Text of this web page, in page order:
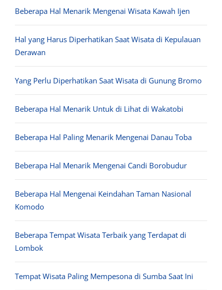
Beberapa Hal Menarik Mengenai Wisata Kawah Ijen
Hal yang Harus Diperhatikan Saat Wisata di Kepulauan
Derawan
Yang Perlu Diperhatikan Saat Wisata di Gunung Bromo
Beberapa Hal Menarik Untuk di Lihat di Wakatobi
Beberapa Hal Paling Menarik Mengenai Danau Toba
Beberapa Hal Menarik Mengenai Candi Borobudur
Beberapa Hal Mengenai Keindahan Taman Nasional
Komodo
Beberapa Tempat Wisata Terbaik yang Terdapat di
Lombok
Tempat Wisata Paling Mempesona di Sumba Saat Ini